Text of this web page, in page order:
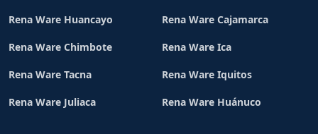
Rena Ware Huancayo Rena Ware Cajamarca
Rena Ware Chimbote Rena Ware Ica
Rena Ware Tacna Rena Ware Iquitos
Rena Ware Juliaca Rena Ware Huánuco